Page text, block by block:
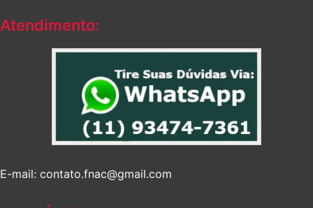
Atendimento:
E-mail: contato.fnac@gmail.com